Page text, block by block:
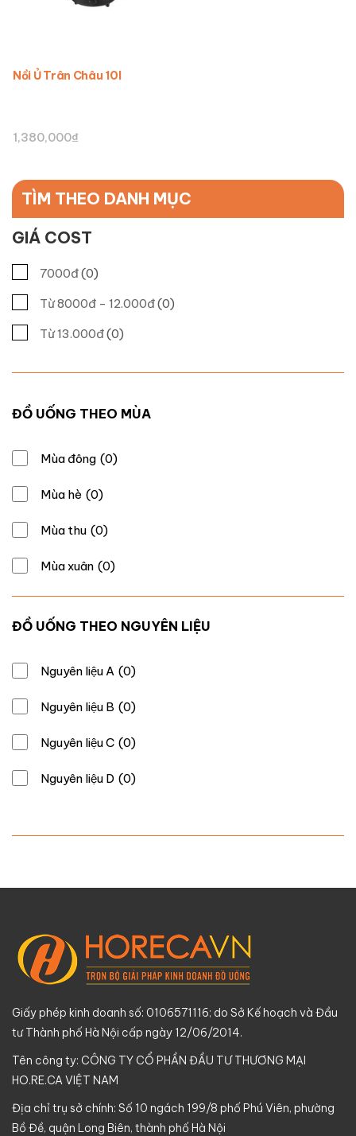
TÌM THEO DANH MỤC
GIÁ COST
7000đ(0)
Từ 8000đ - 12.000đ(0)
Từ 13.000đ(0)
ĐỒ UỐNG THEO MÙA
Mùa đông (0)
Mùa hè (0)
Mùa thu (0)
Mùa xuân (0)
ĐỒ UỐNG THEO NGUYÊN LIỆU
Nguyên liệu A (0)
Nguyên liệu B (0)
Nguyên liệu C (0)
Nguyên liệu D (0)
Nồi Ủ Trân Châu 10l
1,380,000₫
Giấy phép kinh doanh số: 0106571116; do Sở Kế hoạch và Đầu
tư Thành phố Hà Nội cấp ngày 12/06/2014.
Tên công ty: CÔNG TY CỔ PHẦN ĐẦU TƯ THƯƠNG MẠI
HO.RE.CA VIỆT NAM
Địa chỉ trụ sở chính: Số 10 ngách 199/8 phố Phú Viên, phường
Bồ Đề, quận Long Biên, thành phố Hà Nội